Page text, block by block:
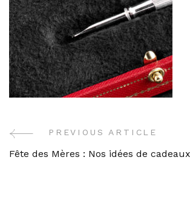
Post
PREVIOUS ARTICLE
Fête des Mères : Nos idées de cadeaux